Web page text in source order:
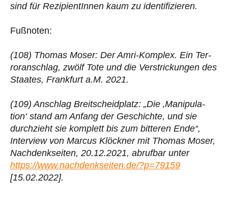
sind für Rezi­pi­en­tIn­nen kaum zu identifizieren.
Fußnoten:
(108) Thomas Moser: Der Amri-Komplex. Ein Ter­
ror­an­schlag, zwölf Tote und die Ver­stri­ckun­gen des
Staates, Frank­furt a.M. 2021.
(109) Anschlag Breit­scheid­platz: „Die ‚Mani­pu­la­
tion‘ stand am Anfang der Geschichte, und sie
durch­zieht sie kom­plett bis zum bit­te­ren Ende“,
Inter­view von Marcus Klöck­ner mit Thomas Moser,
Nach­denk­sei­ten, 20.12.2021, abruf­bar unter
https://www.nachdenkseiten.de/?p=79159
[15.02.2022].